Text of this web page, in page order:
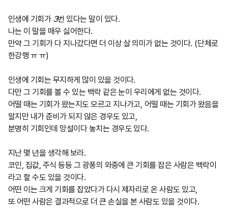
인생에 기회가 3번 있다는 말이 있다.
나는 이 말을 매우 싫어한다.
만약 그 기회가 다 지나갔다면 더 이상 살 의미가 없는 것이다. (단체로
한강행 ㅠ ㅠ)
인생에 기회는 무지하게 많이 있을 것이다.
다만 그 기회를 볼 수 있는 백락 같은 눈이 우리에게 없는 것이다.
어떨 때는 기회가 왔는지도 모르고 지나가고 어떨 때는 기회가 왔음을
알지만 내가 준비가 되지 않은 경우도 있고
분명히 기회인데 망설이다 놓치는 경우도 있다.
지난 몇 년을 생각해 보라.
코인, 집값, 주식 등등 그 광풍의 와중에 큰 기회를 잡은 사람은 백락이
라고 할 수도 있을 것이다.
어떤 이는 크게 기회를 잡았다가 다시 제자리로 온 사람도 있고
또 어떤 사람은 결과적으로 더 큰 손실을 본 사람도 있을 것이다.